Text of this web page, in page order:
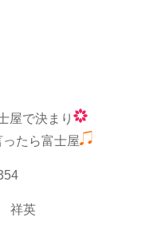
屋で決まり
たら富士屋
祥英